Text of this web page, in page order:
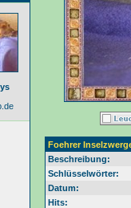
Foehrer
Beschreibung:
Schlüsselwörter:
Datum:
Hits: